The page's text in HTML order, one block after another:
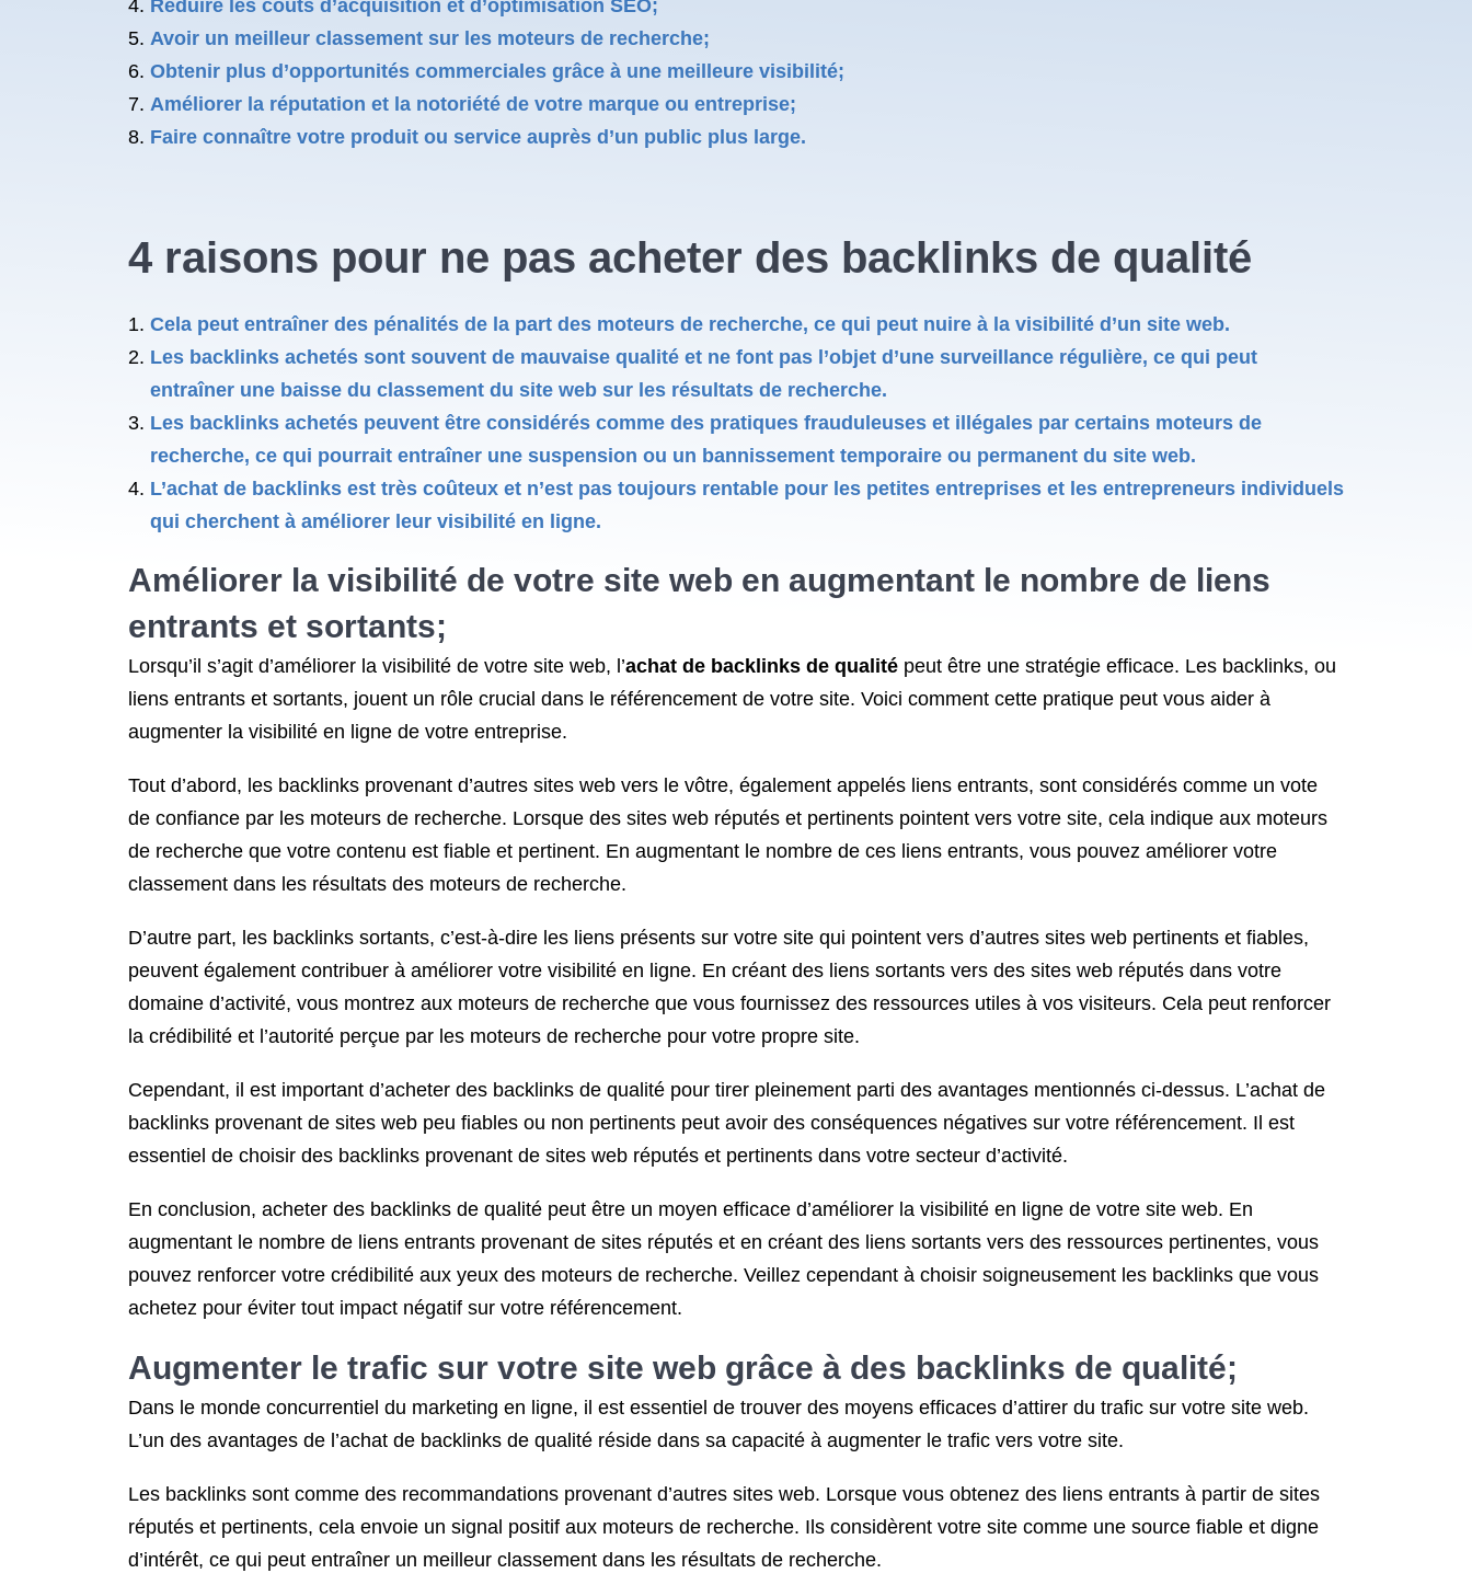
Réduire les coûts d’acquisition et d’optimisation SEO;
Avoir un meilleur classement sur les moteurs de recherche;
Obtenir plus d’opportunités commerciales grâce à une meilleure visibilité;
Améliorer la réputation et la notoriété de votre marque ou entreprise;
Faire connaître votre produit ou service auprès d’un public plus large.
4 raisons pour ne pas acheter des backlinks de qualité
Cela peut entraîner des pénalités de la part des moteurs de recherche, ce qui peut nuire à la visibilité d’un site web.
Les backlinks achetés sont souvent de mauvaise qualité et ne font pas l’objet d’une surveillance régulière, ce qui peut
entraîner une baisse du classement du site web sur les résultats de recherche.
Les backlinks achetés peuvent être considérés comme des pratiques frauduleuses et illégales par certains moteurs de
recherche, ce qui pourrait entraîner une suspension ou un bannissement temporaire ou permanent du site web.
L’achat de backlinks est très coûteux et n’est pas toujours rentable pour les petites entreprises et les entrepreneurs individuels
qui cherchent à améliorer leur visibilité en ligne.
Améliorer la visibilité de votre site web en augmentant le nombre de liens
entrants et sortants;
Lorsqu’il s’agit d’améliorer la visibilité de votre site web, l’achat de backlinks de qualité peut être une stratégie efficace. Les backlinks, ou
liens entrants et sortants, jouent un rôle crucial dans le référencement de votre site. Voici comment cette pratique peut vous aider à
augmenter la visibilité en ligne de votre entreprise.
Tout d’abord, les backlinks provenant d’autres sites web vers le vôtre, également appelés liens entrants, sont considérés comme un vote
de confiance par les moteurs de recherche. Lorsque des sites web réputés et pertinents pointent vers votre site, cela indique aux moteurs
de recherche que votre contenu est fiable et pertinent. En augmentant le nombre de ces liens entrants, vous pouvez améliorer votre
classement dans les résultats des moteurs de recherche.
D’autre part, les backlinks sortants, c’est-à-dire les liens présents sur votre site qui pointent vers d’autres sites web pertinents et fiables,
peuvent également contribuer à améliorer votre visibilité en ligne. En créant des liens sortants vers des sites web réputés dans votre
domaine d’activité, vous montrez aux moteurs de recherche que vous fournissez des ressources utiles à vos visiteurs. Cela peut renforcer
la crédibilité et l’autorité perçue par les moteurs de recherche pour votre propre site.
Cependant, il est important d’acheter des backlinks de qualité pour tirer pleinement parti des avantages mentionnés ci-dessus. L’achat de
backlinks provenant de sites web peu fiables ou non pertinents peut avoir des conséquences négatives sur votre référencement. Il est
essentiel de choisir des backlinks provenant de sites web réputés et pertinents dans votre secteur d’activité.
En conclusion, acheter des backlinks de qualité peut être un moyen efficace d’améliorer la visibilité en ligne de votre site web. En
augmentant le nombre de liens entrants provenant de sites réputés et en créant des liens sortants vers des ressources pertinentes, vous
pouvez renforcer votre crédibilité aux yeux des moteurs de recherche. Veillez cependant à choisir soigneusement les backlinks que vous
achetez pour éviter tout impact négatif sur votre référencement.
Augmenter le trafic sur votre site web grâce à des backlinks de qualité;
Dans le monde concurrentiel du marketing en ligne, il est essentiel de trouver des moyens efficaces d’attirer du trafic sur votre site web.
L’un des avantages de l’achat de backlinks de qualité réside dans sa capacité à augmenter le trafic vers votre site.
Les backlinks sont comme des recommandations provenant d’autres sites web. Lorsque vous obtenez des liens entrants à partir de sites
réputés et pertinents, cela envoie un signal positif aux moteurs de recherche. Ils considèrent votre site comme une source fiable et digne
d’intérêt, ce qui peut entraîner un meilleur classement dans les résultats de recherche.